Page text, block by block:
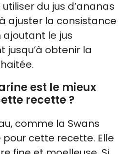
utiliser du jus d’ananas
ajuster la consistance
le jus
jusqu’à obtenir la
est le mieux
recette ?
comme la Swans
pour cette recette. Elle